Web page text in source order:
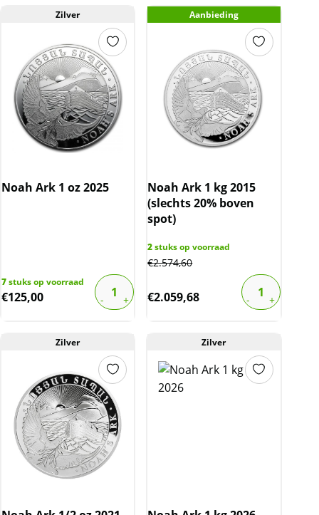
Zilver
Noah Ark 1 oz 2025
7stuks op voorraad
€125,00
Aanbieding
Noah Ark 1 kg 2015
(slechts 20% boven
spot)
2stuks op voorraad
€2.574,60
€2.059,68
Zilver Zilver